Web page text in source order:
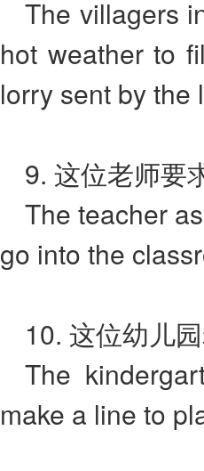
The villagers
hot weather to
lorry sent by the
9. 这位老师要
The teacher
go into the
10. 这位幼儿
The
make a line to